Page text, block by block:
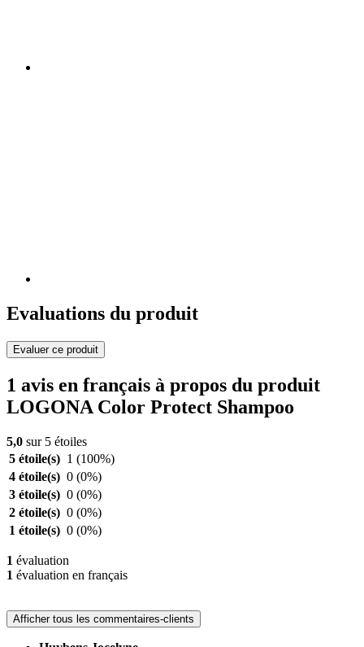
Evaluations du produit
Evaluer ce produit
1 avis en français à propos du produit
LOGONA Color Protect Shampoo
5,0 sur 5 étoiles
5 étoile(s) 1 (100%)
4 étoile(s) 0 (0%)
3 étoile(s) 0 (0%)
2 étoile(s) 0 (0%)
1 étoile(s) 0 (0%)
1 évaluation
1 évaluation en français
Afficher tous les commentaires-clients